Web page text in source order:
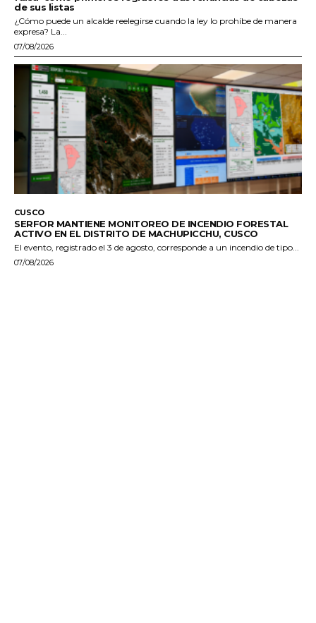
de sus listas
¿Cómo puede un alcalde reelegirse cuando la ley lo prohíbe de manera
expresa? La...
07/08/2026
CUSCO
SERFOR MANTIENE MONITOREO DE INCENDIO FORESTAL
ACTIVO EN EL DISTRITO DE MACHUPICCHU, CUSCO
El evento, registrado el 3 de agosto, corresponde a un incendio de tipo...
07/08/2026